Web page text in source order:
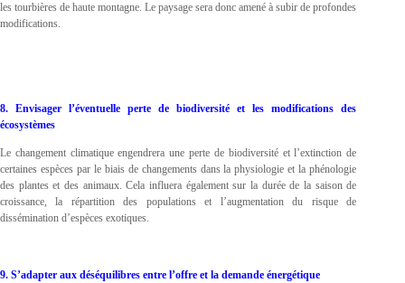
les tourbières de haute montagne. Le paysage sera donc amené à subir de profondes
modifications.
8. Envisager l’éventuelle perte de biodiversité et les modifications des
écosystèmes
Le changement climatique engendrera une perte de biodiversité et l’extinction de
certaines espèces par le biais de changements dans la physiologie et la phénologie
des plantes et des animaux. Cela influera également sur la durée de la saison de
croissance, la répartition des populations et l’augmentation du risque de
dissémination d’espèces exotiques.
9. S’adapter aux déséquilibres entre l’offre et la demande énergétique